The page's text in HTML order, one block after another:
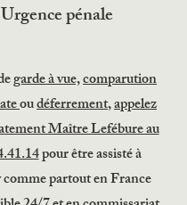
Urgence pénale
garde à vue,comparution
oudéferrement,appelez
Maître Lefébure au
pour être assisté à
partout en France